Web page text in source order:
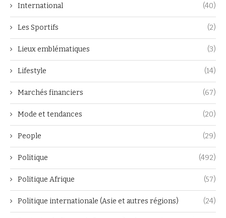
International (40)
Les Sportifs (2)
Lieux emblématiques (3)
Lifestyle (14)
Marchés financiers (67)
Mode et tendances (20)
People (29)
Politique (492)
Politique Afrique (57)
Politique internationale (Asie et autres régions) (24)